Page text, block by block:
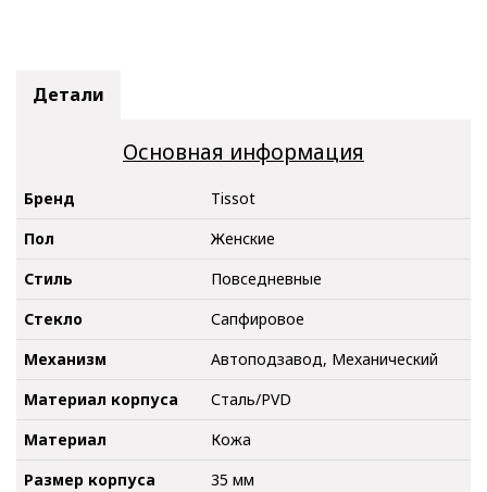
Детали
Основная информация
Бренд
Tissot
Пол
Женские
Стиль
Повседневные
Стекло
Сапфировое
Механизм
Автоподзавод, Механический
Материал корпуса
Сталь/PVD
Материал
Кожа
Размер корпуса
35 мм